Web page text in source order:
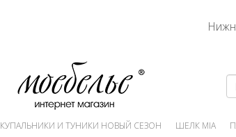
КУПАЛЬНИКИ И ТУНИКИ НОВЫЙ СЕЗОН ШЕЛК MIA